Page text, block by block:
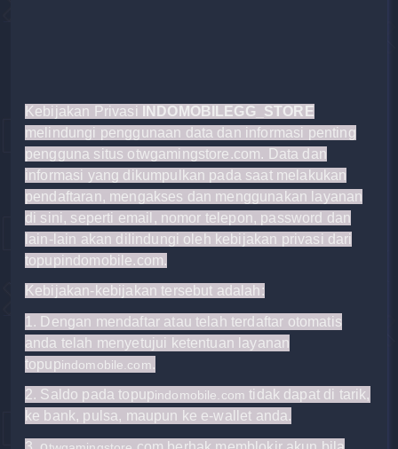
Kebijakan PrivasiINDOMOBILEGG_STORE
melindungi penggunaan data dan informasi penting
pengguna situs otwgamingstore.com. Data dan
informasi yang dikumpulkan pada saat melakukan
pendaftaran, mengakses dan menggunakan layanan
di sini, seperti email, nomor telepon, password dan
lain-lain akan dilindungi oleh kebijakan privasi dari
topupindomobile.com.
Kebijakan-kebijakan tersebut adalah:
1. Dengan mendaftar atau telah terdaftar otomatis
anda telah menyetujui ketentuan layanan
topupindomobile.com.
2. Saldo padatopupindomobile.comtidak dapat di tarik,
ke bank, pulsa, maupun ke e-wallet anda.
3. otwgamingstore.com berhak memblokir akun bila